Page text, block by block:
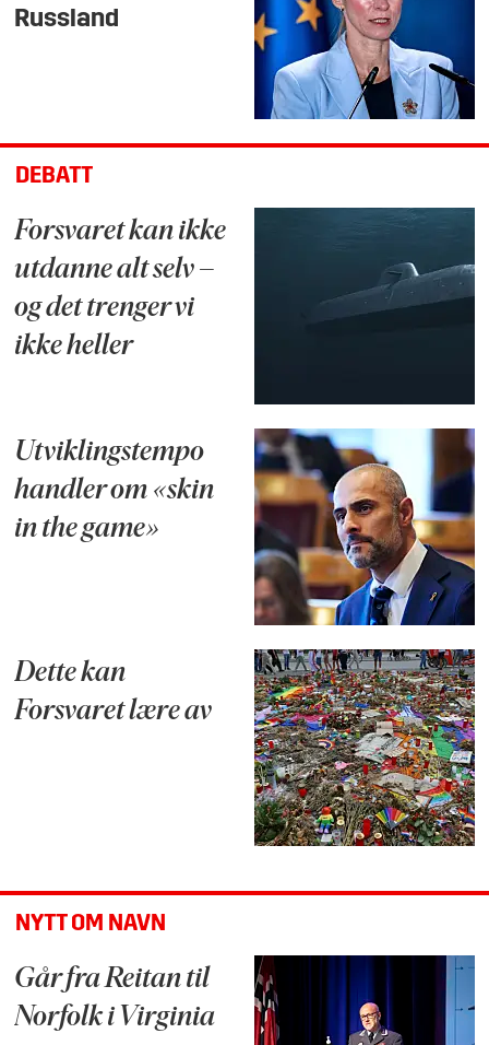
Russland
DEBATT
Forsvaret kan ikke
utdanne alt selv –
og det trenger vi
ikke heller
Utviklingstempo
handler om «skin
in the game»
Dette kan
Forsvaret lære av
NYTT OM NAVN
Går fra Reitan til
Norfolk i Virginia